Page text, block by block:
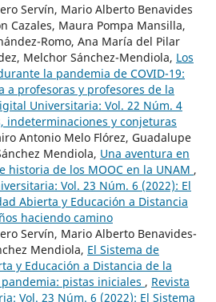
Servín, Mario Alberto Benavides
Cazales, Maura Pompa Mansilla,
Romo, Ana María del Pilar
Melchor Sánchez-Mendiola, Los
la pandemia de COVID-19:
a profesoras y profesores de la
Universitaria: Vol. 22 Núm. 4
indeterminaciones y conjeturas
Antonio Melo Flórez, Guadalupe
Mendiola, Una aventura en
historia de los MOOC en la UNAM ,
Vol. 23 Núm. 6 (2022): El
Abierta y Educación a Distancia
haciendo camino
Servín, Mario Alberto Benavides-
Mendiola, El Sistema de
y Educación a Distancia de la
pistas iniciales , Revista
Vol. 23 Núm. 6 (2022): El Sistema